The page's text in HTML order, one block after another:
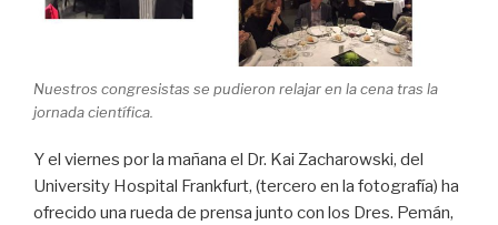
Nuestros congresistas se pudieron relajar en la cena tras la
jornada científica.
Y el viernes por la mañana el Dr. Kai Zacharowski, del
University Hospital Frankfurt, (tercero en la fotografía) ha
ofrecido una rueda de prensa junto con los Dres. Pemán,